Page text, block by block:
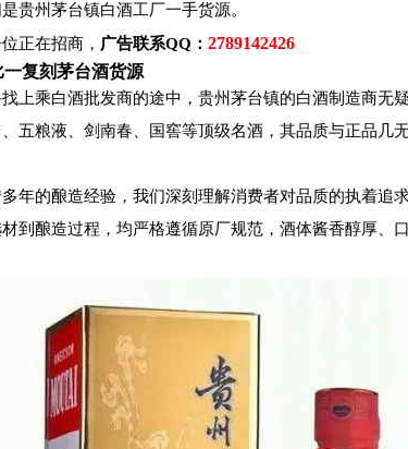
贵州茅台镇白酒工厂一手货源。
正在招商， 广告联系QQ： 2789142426
一复刻茅台酒货源
上乘白酒批发商的途中，贵州茅台镇的白酒制造商无
五粮液、剑南春、国窖等顶级名酒，其品质与正品几
年的酿造经验，我们深刻理解消费者对品质的执着追
材到酿造过程，均严格遵循原厂规范，酒体酱香醇厚、